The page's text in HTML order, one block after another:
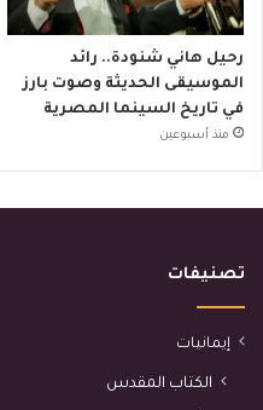
رحيل هاني شنودة.. رائد
الموسيقى الحديثة وصوت بارز
في تاريخ السينما المصرية
منذ أسبوعين
تصنيفات
إيمانيات
الكتاب المقدس